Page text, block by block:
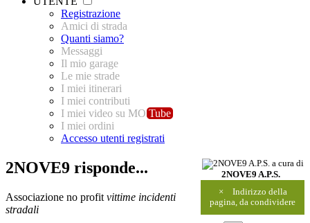
Registrazione
Amici di strada
Quanti siamo?
Messaggi
Il mio garage
Le mie strade
I miei itinerari
I miei contributi
I miei video su MO Tube
I miei ordini
Accesso utenti registrati
a cura di
2NOVE9 A.P.S.
×
Indirizzo della
pagina, da condividere
2NOVE9 risponde...
Associazione no profit vittime incidenti
stradali